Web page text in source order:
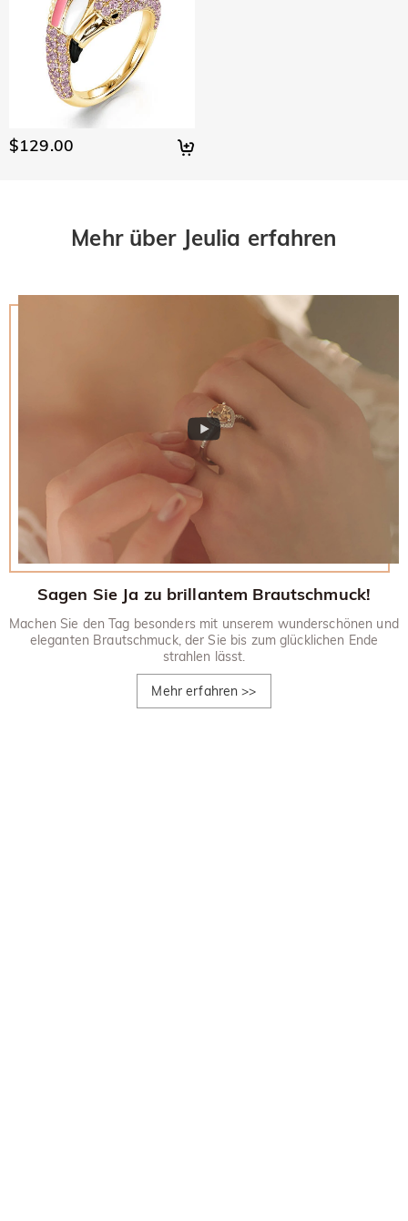
$129.00
Mehr über Jeulia erfahren
Sagen Sie Ja zu brillantem Brautschmuck!
Machen Sie den Tag besonders mit unserem wunderschönen und
eleganten Brautschmuck, der Sie bis zum glücklichen Ende
strahlen lässt.
Mehr erfahren >>